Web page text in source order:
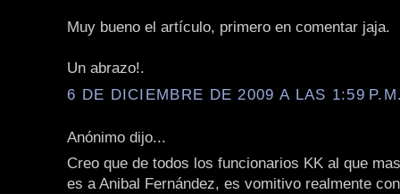
Muy bueno el artículo, primero en comentar jaja.
Un abrazo!.
6 DE DICIEMBRE DE 2009 A LAS 1:59
Anónimo dijo...
Creo que de todos los funcionarios KK al que
es a Anibal Fernández, es vomitivo realmente